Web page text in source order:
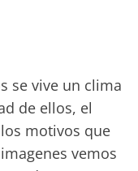
se vive un clima
de ellos, el
motivos que
vemos